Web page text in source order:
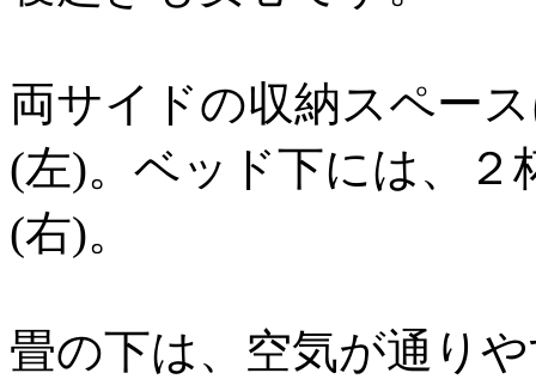
両サイドの収納スペー
(左)。ベッド下には、
(右)。
畳の下は、空気が通り